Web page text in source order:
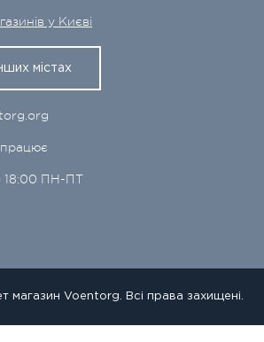
у Києві
містах
18:00 ПН-ПТ
магазин Voentorg. Всі права захищені.